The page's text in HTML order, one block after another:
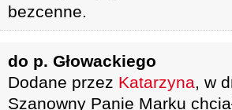
bezcenne.
do p. Głowackiego
Dodane przez Katarzyna, w
Szanowny Panie Marku